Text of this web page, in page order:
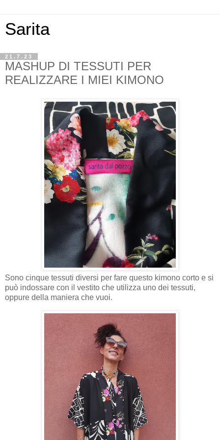
Sarita
21.7.23
MASHUP DI TESSUTI PER
REALIZZARE I MIEI KIMONO
Sono cinque tessuti diversi per fare questo kimono corto e si
può indossare con il vestito che utilizza uno dei tessuti,
oppure della maniera che vuoi.